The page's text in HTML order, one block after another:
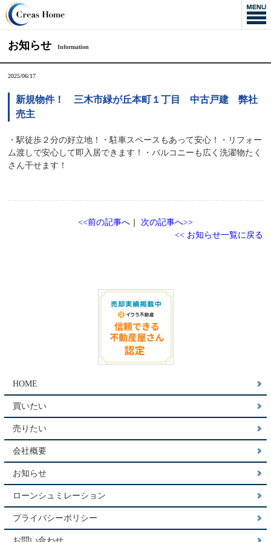
お知らせ Information
2025/06/17
新規物件！ 三木市緑が丘本町１丁目 中古戸建 弊社
売主
・駅徒歩２分の好立地！・駐車スペースもあって安心！・リフォー
ム渡しで安心して即入居できます！・バルコニーも広く洗濯物たく
さん干せます！
<<前の記事へ
次の記事へ>>
<< お知らせ一覧に戻る
HOME
買いたい
売りたい
会社概要
お知らせ
ローンシュミレーション
プライバシーポリシー